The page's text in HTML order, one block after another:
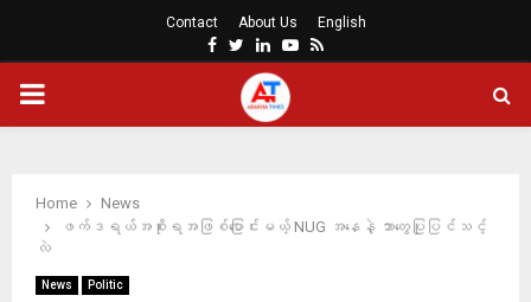
Contact About Us English
Facebook
Twitter
LinkedinYoutube
Rss
PRIMARY
Home
News
ဖက်ဒရယ်အစိုးရအဖြစ်ပြောင်းမယ့် NUG အနေနဲ့ ဘာတွေပြုပြင်သင့်
လဲ
News Politic